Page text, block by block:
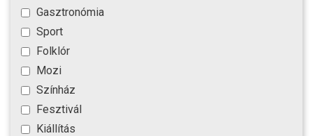
Gasztronómia
Sport
Folklór
Mozi
Színház
Fesztivál
Kiállítás